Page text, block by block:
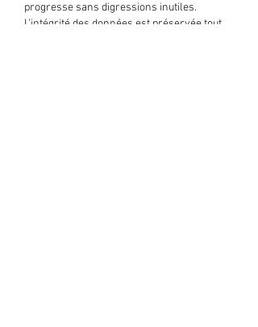
progresse sans digressions inutiles.
L'intégrité des données est préservée tout